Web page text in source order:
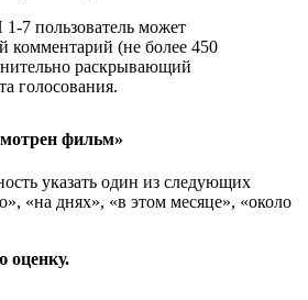
7 пользователь может
комментарий (не более 450
раскрывающий
голосования.
фильм»
указать один из следующих
«на днях», «в этом месяце», «около
оценку.